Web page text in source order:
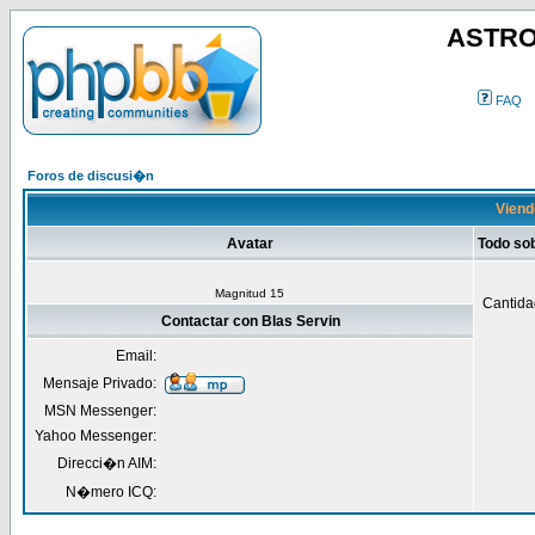
FAQ
Foros de discusi�n
Avatar Todo
Magnitud 15
Contactar con Blas Servin
Email:
Mensaje Privado:
MSN Messenger:
Yahoo Messenger:
Direcci�n AIM:
N�mero ICQ: